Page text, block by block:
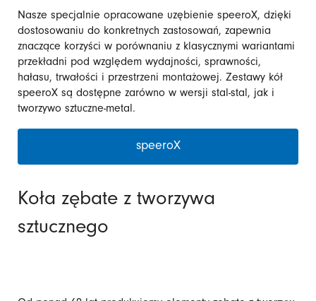
Nasze specjalnie opracowane uzębienie speeroX, dzięki
dostosowaniu do konkretnych zastosowań, zapewnia
znaczące korzyści w porównaniu z klasycznymi wariantami
przekładni pod względem wydajności, sprawności,
hałasu, trwałości i przestrzeni montażowej. Zestawy kół
speeroX są dostępne zarówno w wersji stal-stal, jak i
tworzywo sztuczne-metal.
speeroX
Koła zębate z tworzywa
sztucznego